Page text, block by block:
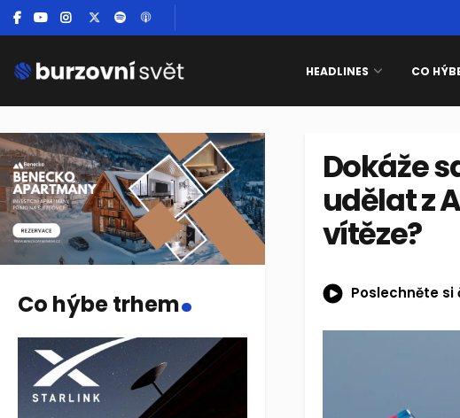
HEADLINES CO
Dokáže
udělat z
vítěze?
Poslechněte si
Co hýbe trhem.